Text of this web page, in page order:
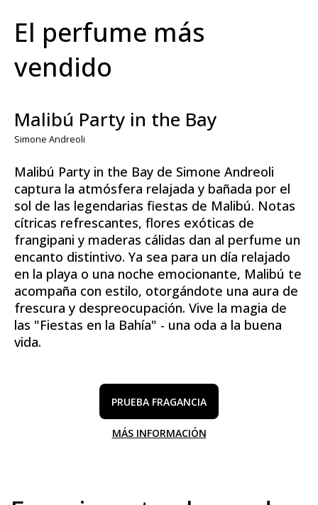
El perfume más
vendido
Malibú Party in the Bay
Simone Andreoli
Malibú Party in the Bay de Simone Andreoli
captura la atmósfera relajada y bañada por el
sol de las legendarias fiestas de Malibú. Notas
cítricas refrescantes, flores exóticas de
frangipani y maderas cálidas dan al perfume un
encanto distintivo. Ya sea para un día relajado
en la playa o una noche emocionante, Malibú te
acompaña con estilo, otorgándote una aura de
frescura y despreocupación. Vive la magia de
las "Fiestas en la Bahía" - una oda a la buena
vida.
PRUEBA FRAGANCIA
MÁS INFORMACIÓN